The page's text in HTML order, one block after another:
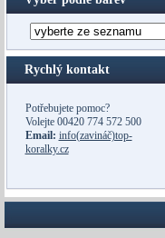
Rychlý kontakt
Potřebujete pomoc?
Volejte 00420 774 572 500
Email: info(zavináč)top-
koralky.cz